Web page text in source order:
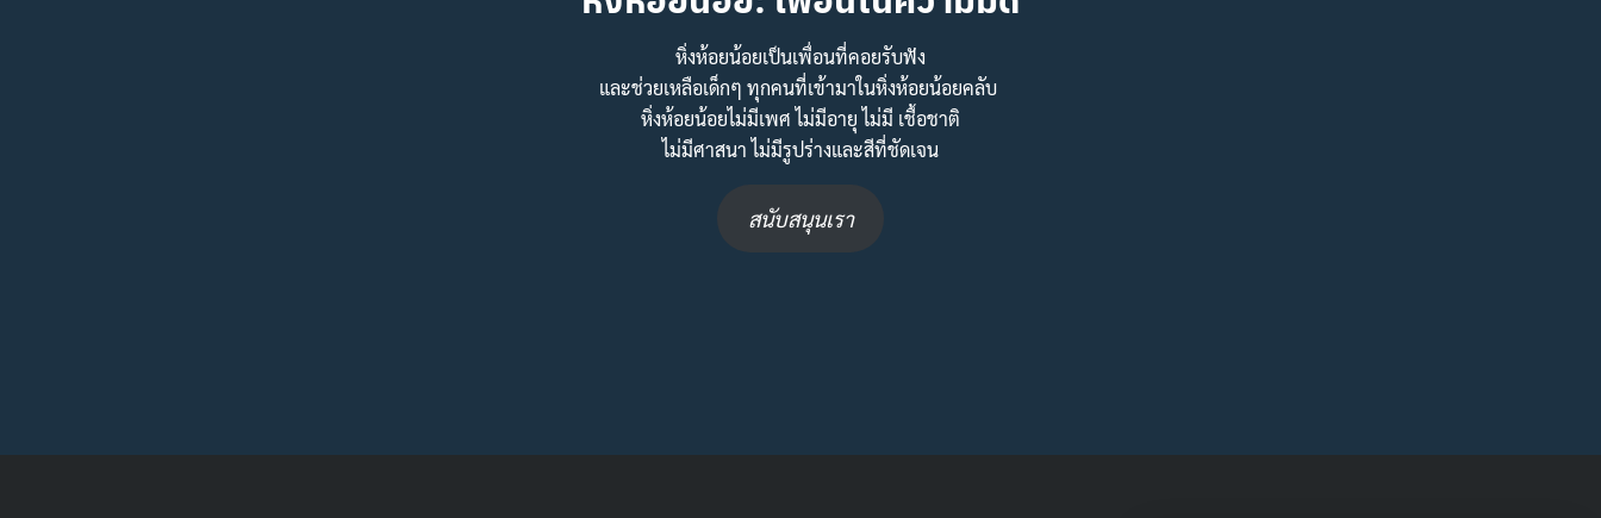
หิ่งห้อยน้อยเป็นเพื่อนที่คอยรับฟัง
และช่วยเหลือเด็กๆ ทุกคนที่เข้ามาในหิ่งห้อยน้อยคลับ
หิ่งห้อยน้อยไม่มีเพศ ไม่มีอายุ ไม่มี เชื้อชาติ
ไม่มีศาสนา ไม่มีรูปร่างและสีที่ชัดเจน
สนับสนุนเรา